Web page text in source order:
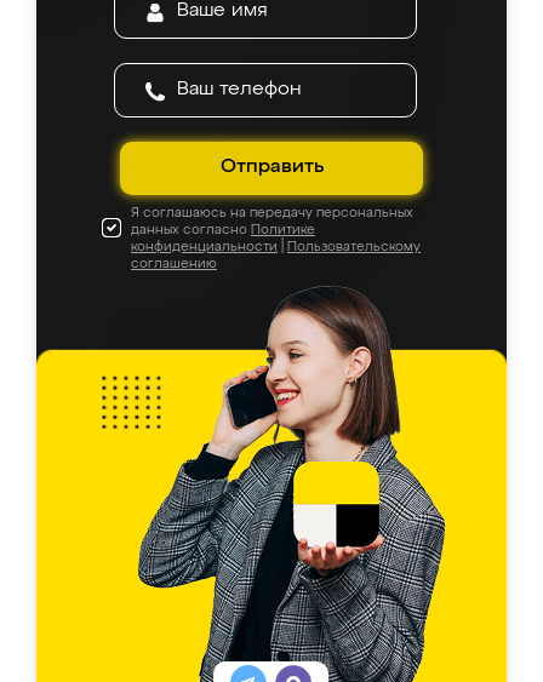
Отправить
Я соглашаюсь на передачу персональных
данных согласно Политике
конфиденциальности
Пользовательскому
соглашению